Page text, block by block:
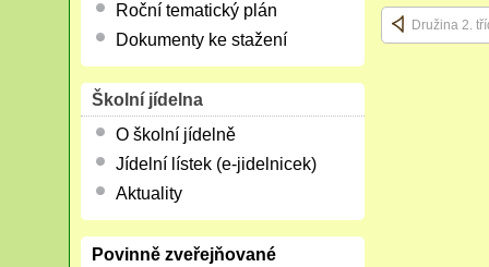
Družina 2.
Roční tematický plán
Dokumenty ke stažení
Školní jídelna
O školní jídelně
Jídelní lístek (e-jidelnicek)
Aktuality
Povinně zveřejňované